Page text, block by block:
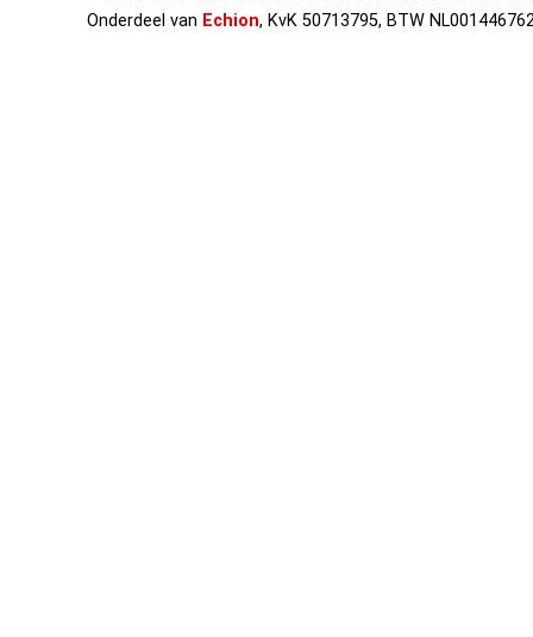
Onderdeel van Echion, KvK 50713795, BTW